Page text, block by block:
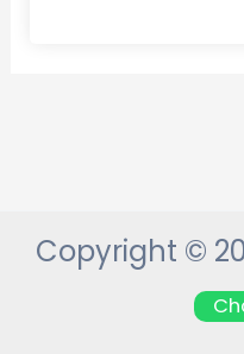
Copyright ©